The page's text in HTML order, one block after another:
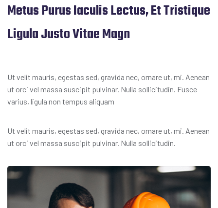
Metus Purus Iaculis Lectus, Et Tristique
Ligula Justo Vitae Magn
Ut velit mauris, egestas sed, gravida nec, ornare ut, mi. Aenean
ut orci vel massa suscipit pulvinar. Nulla sollicitudin. Fusce
varius, ligula non tempus aliquam
Ut velit mauris, egestas sed, gravida nec, ornare ut, mi. Aenean
ut orci vel massa suscipit pulvinar. Nulla sollicitudin.